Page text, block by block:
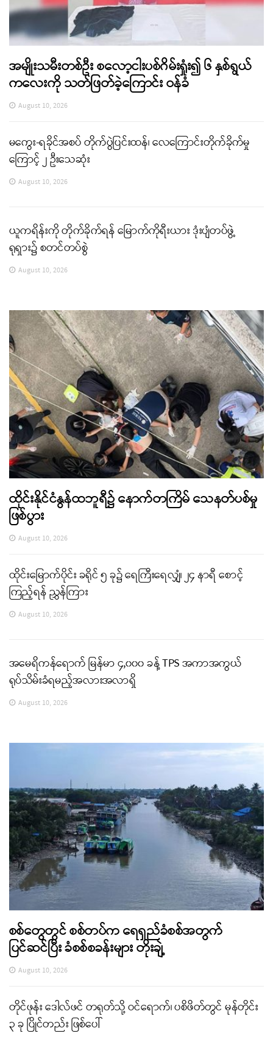
အမျိုးသမီးတစ်ဦး စလော့ငါးပစ်ဂိမ်းရှုံး၍ ၆ နှစ်ရွယ်
ကလေးကို သတ်ဖြတ်ခဲ့ကြောင်း ဝန်ခံ
August 10, 2026
မကွေး-ရခိုင်အစပ် တိုက်ပွဲပြင်းထန်၊ လေကြောင်းတိုက်ခိုက်မှု
ကြောင့် ၂ ဦးသေဆုံး
August 10, 2026
ယူကရိန်းကို တိုက်ခိုက်ရန် မြောက်ကိုရီးယား ဒုံးပျံတပ်ဖွဲ့
ရုရှား၌ စတင်တပ်စွဲ
August 10, 2026
ထိုင်းနိုင်ငံနွန်ထဘူရီ၌ နောက်တကြိမ် သေနတ်ပစ်မှု
ဖြစ်ပွား
August 10, 2026
ထိုင်းမြောက်ပိုင်း ခရိုင် ၅ ခု၌ ရေကြီးရေလျှံ၊ ၂၄ နာရီ စောင့်
ကြည့်ရန် ညွှန်ကြား
August 10, 2026
အမေရိကန်ရောက် မြန်မာ ၄,၀၀၀ ခန့် TPS အကာအကွယ်
ရုပ်သိမ်းခံရမည့်အလားအလာရှိ
August 10, 2026
စစ်တွေတွင် စစ်တပ်က ရေရှည်ခံစစ်အတွက်
ပြင်ဆင်ပြီး ခံစစ်စခန်းများ တိုးချဲ့
August 10, 2026
တိုင်ဖုန်း ဒေါလ်ဖင် တရုတ်သို့ ဝင်ရောက်၊ ပစိဖိတ်တွင် မုန်တိုင်း
၃ ခု ပြိုင်တည်း ဖြစ်ပေါ်